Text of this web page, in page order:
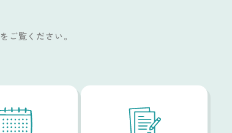
をご覧ください。